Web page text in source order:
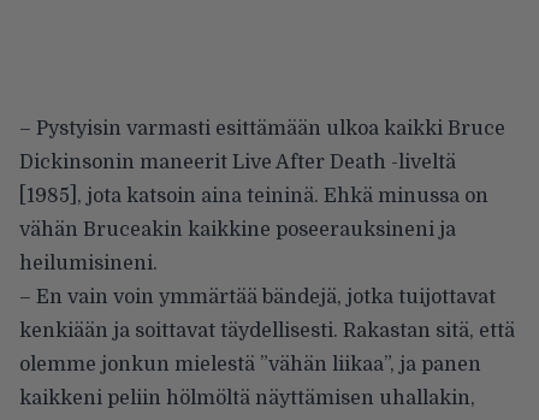
– Pystyisin varmasti esittämään ulkoa kaikki Bruce
Dickinsonin maneerit Live After Death -liveltä
[1985], jota katsoin aina teininä. Ehkä minussa on
vähän Bruceakin kaikkine poseerauksineni ja
heilumisineni.
– En vain voin ymmärtää bändejä, jotka tuijottavat
kenkiään ja soittavat täydellisesti. Rakastan sitä, että
olemme jonkun mielestä ”vähän liikaa”, ja panen
kaikkeni peliin hölmöltä näyttämisen uhallakin,